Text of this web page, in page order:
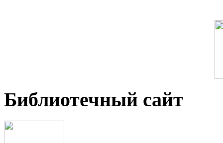
Библиотечный сайт